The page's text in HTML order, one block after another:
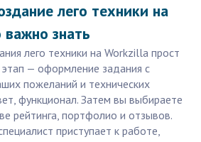
лего техники на
знать
лего техники на Workzilla прост
— оформление задания с
пожеланий и технических
функционал. Затем вы выбираете
рейтинга, портфолио и отзывов.
приступает к работе,